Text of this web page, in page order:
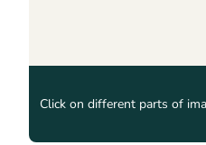
Click on different parts of